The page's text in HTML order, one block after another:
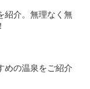
紹介。無理なく無
めの温泉をご紹介